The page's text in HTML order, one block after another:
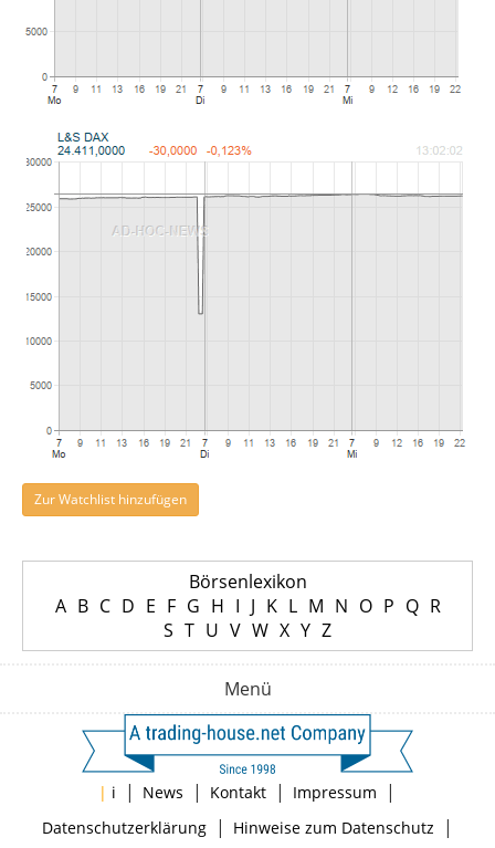
Zur Watchlist hinzufügen
Börsenlexikon
A B C D E F G H I J K L M N O P Q R
S T U V W X Y Z
Menü
| i | News | Kontakt | Impressum |
Datenschutzerklärung| Hinweise zum Datenschutz |